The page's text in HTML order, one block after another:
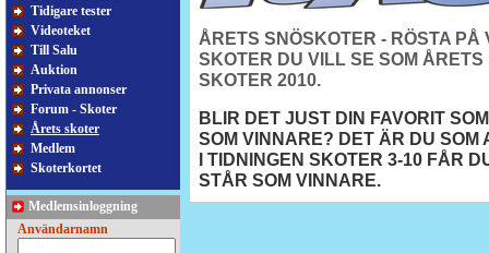
Tidigare tester
Videoteket
Till Salu
Auktion
Privata annonser
Forum - Skoter
Årets skoter
Medlem
Skoterkortet
Medlemsinloggning
Användarnamn
ÅRETS SNÖSKOTER - RÖSTA PÅ
SKOTER DU VILL SE SOM ÅRETS
SKOTER 2010.
BLIR DET JUST DIN FAVORIT
SOM VINNARE? DET ÄR DU SOM
I TIDNINGEN SKOTER 3-10 FÅR
STÅR SOM VINNARE.